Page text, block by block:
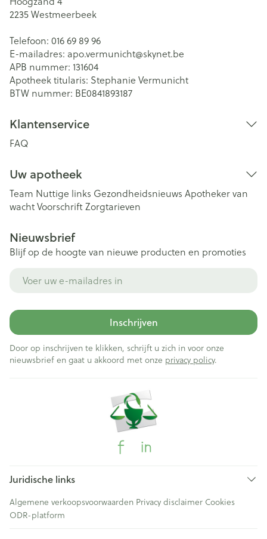
2235Westmeerbeek
Telefoon: 016 69 89 96
E-mailadres: apo.vermunicht@skynet.be
APB nummer: 131604
Apotheek titularis: Stephanie Vermunicht
BTW nummer: BE0841893187
Klantenservice
FAQ
Uw apotheek
Team Nuttige links Gezondheidsnieuws Apotheker van
wachtVoorschriftZorgtarieven
Nieuwsbrief
Blijf op de hoogte van nieuwe producten en promoties
Inschrijven
Door op inschrijven te klikken, schrijft u zich in voor onze
nieuwsbrief en gaat u akkoord met onze privacy policy.
Juridische links
Algemene verkoopsvoorwaarden Privacy disclaimer Cookies
ODR-platform